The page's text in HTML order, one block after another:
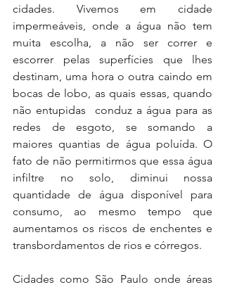
cidades. Vivemos em cidade
impermeáveis, onde a água não tem
muita escolha, a não ser correr e
escorrer pelas superfícies que lhes
destinam, uma hora o outra caindo em
bocas de lobo, as quais essas, quando
não entupidas  conduz a água para as
redes de esgoto, se somando a
maiores quantias de água poluída. O
fato de não permitirmos que essa água
infiltre no solo, diminui nossa
quantidade de água disponível para
consumo, ao mesmo tempo que
aumentamos os riscos de enchentes e
transbordamentos de rios e córregos.
Cidades como São Paulo onde áreas